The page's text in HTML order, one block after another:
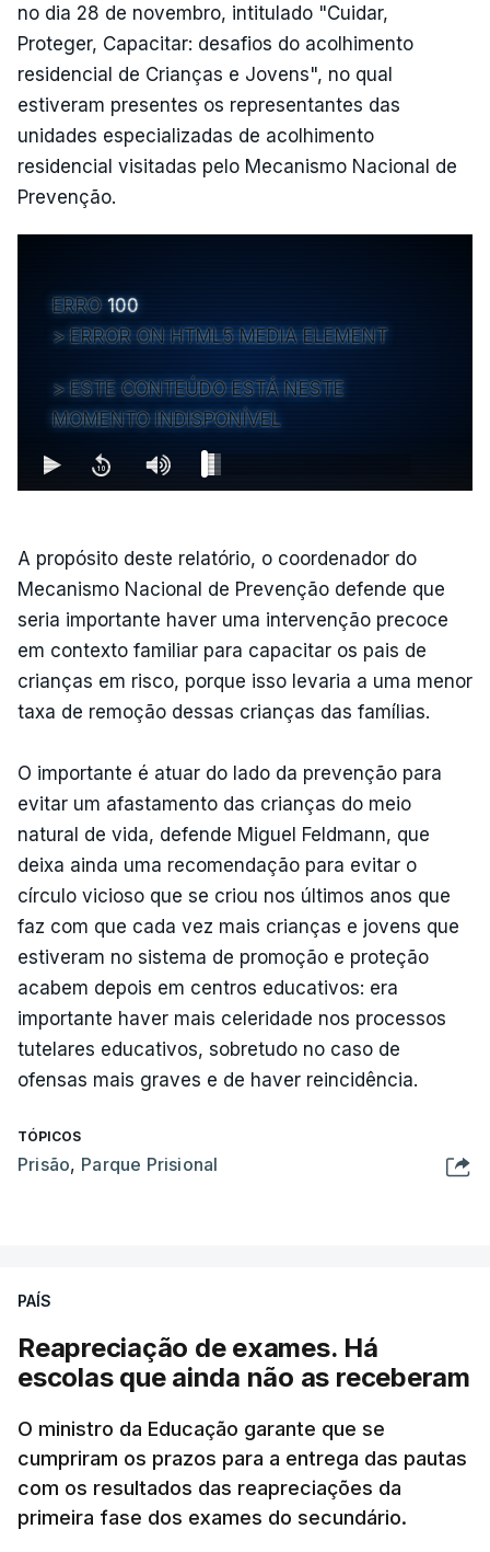
no dia 28 de novembro, intitulado "Cuidar,
Proteger, Capacitar: desafios do acolhimento
residencial de Crianças e Jovens", no qual
estiveram presentes os representantes das
unidades especializadas de acolhimento
residencial visitadas pelo Mecanismo Nacional de
Prevenção.
ERRO 100
ERROR ON HTML5 MEDIA ELEMENT
ESTE CONTEÚDO ESTÁ NESTE
MOMENTO INDISPONÍVEL
A propósito deste relatório, o coordenador do
Mecanismo Nacional de Prevenção defende que
seria importante haver uma intervenção precoce
em contexto familiar para capacitar os pais de
crianças em risco, porque isso levaria a uma menor
taxa de remoção dessas crianças das famílias.
O importante é atuar do lado da prevenção para
evitar um afastamento das crianças do meio
natural de vida, defende Miguel Feldmann, que
deixa ainda uma recomendação para evitar o
círculo vicioso que se criou nos últimos anos que
faz com que cada vez mais crianças e jovens que
estiveram no sistema de promoção e proteção
acabem depois em centros educativos: era
importante haver mais celeridade nos processos
tutelares educativos, sobretudo no caso de
ofensas mais graves e de haver reincidência.
TÓPICOS
Prisão, Parque Prisional
PAÍS
Reapreciação de exames. Há
escolas que ainda não as receberam
O ministro da Educação garante que se
cumpriram os prazos para a entrega das pautas
com os resultados das reapreciações da
primeira fase dos exames do secundário.